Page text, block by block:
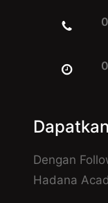
Dengan
Hadana